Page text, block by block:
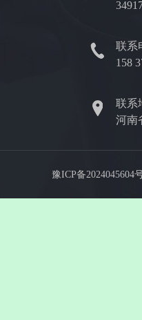
联系
158
联系
河南
豫ICP备2024045604